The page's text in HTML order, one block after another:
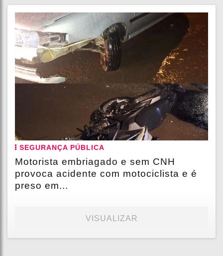
SEGURANÇA PÚBLICA
Motorista embriagado e sem CNH
provoca acidente com motociclista e é
preso em...
VISUALIZAR